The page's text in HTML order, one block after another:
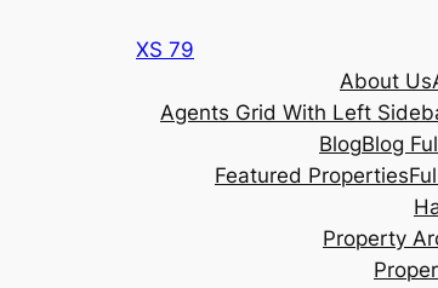
XS 79
About Us
Agents Grid With Left
BlogBlog
Featured Properties
Property